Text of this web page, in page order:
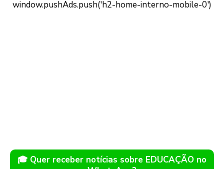
🎓 Quer receber notícias sobre EDUCAÇÃO no